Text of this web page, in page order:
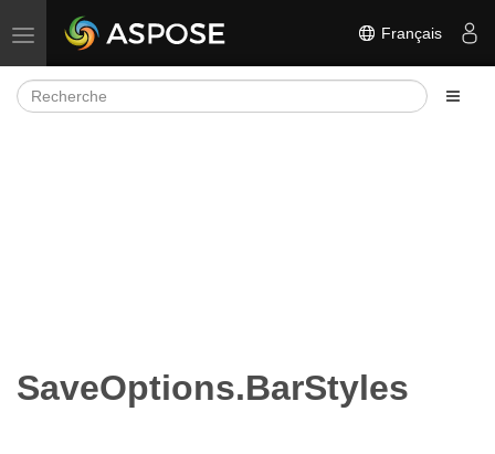
Basculer la navigation Français
SaveOptions.BarStyles